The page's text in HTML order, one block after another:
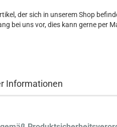
der sich in unserem Shop
bei uns vor, dies kann gerne per
Informationen